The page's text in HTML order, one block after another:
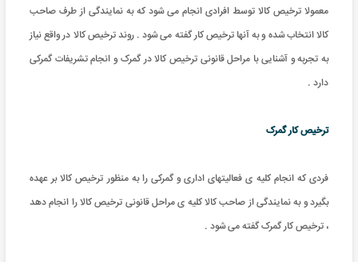
معمولا ترخیص کالا توسط افرادی انجام می شود که به نمایندگی از طرف صاحب
کالا انتخاب شده و به آنها ترخیص کار گفته می شود . روند ترخیص کالا در واقع نیاز
به تجربه و آشنایی با مراحل قانونی ترخیص کالا در گمرک و انجام تشریفات گمرکی
دارد .
ترخیص کار گمرک
فردی که انجام کلیه ی فعالیتهای اداری و گمرکی را به منظور ترخیص کالا بر عهده
بگیرد و به نمایندگی از صاحب کالا کلیه ی مراحل قانونی ترخیص کالا را انجام دهد
، ترخیص کار گمرک گفته می شود .